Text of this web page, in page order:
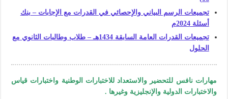
تجميعات الرسم البياني والإحصائي في القدرات مع الإجابات – بنك
أسئلة 2024م
تجميعات القدرات العامة السابقة 1434هـ – طلاب وطالبات الثانوي مع
الحلول
مهارات نافس للتحضير والاستعداد للاختبارات الوطنية واختبارات قياس
والاختبارات الدولية والإنجليزية وغيرها .